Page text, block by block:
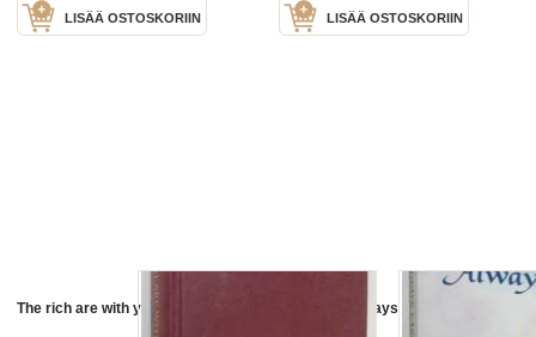
LISÄÄ OSTOSKORIIN LISÄÄ OSTOSKORIIN
The rich are with you always Love Isn't Always Easy